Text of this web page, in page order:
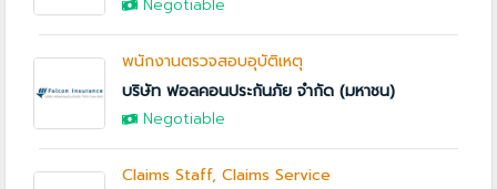
Negotiable
พนักงานตรวจสอบอุบัติเหตุ
บริษัท ฟอลคอนประกันภัย จำกัด (มหาชน)
Negotiable
Claims Staff, Claims Service